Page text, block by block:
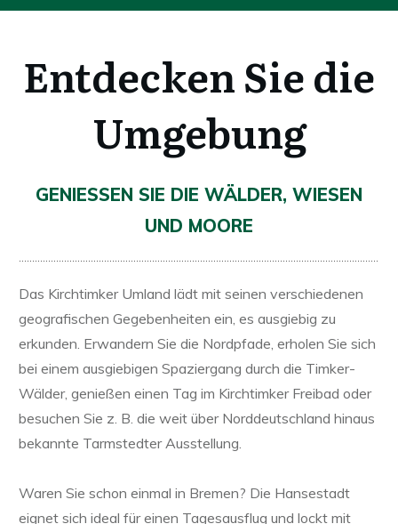
Entdecken Sie die
Umgebung
GENIESSEN SIE DIE WÄLDER, WIESEN U
ND MOORE
Das Kirchtimker Umland lädt mit seinen verschiedenen
geografischen Gegebenheiten ein, es ausgiebig zu
erkunden. Erwandern Sie die Nordpfade, erholen Sie sich
bei einem ausgiebigen Spaziergang durch die Timker-
Wälder, genießen einen Tag im Kirchtimker Freibad oder
besuchen Sie z. B. die weit über Norddeutschland hinaus
bekannte Tarmstedter Ausstellung.
Waren Sie schon einmal in Bremen? Die Hansestadt
eignet sich ideal für einen Tagesausflug und lockt mit